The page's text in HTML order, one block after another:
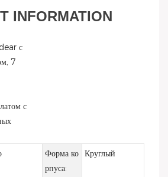
INFORMATION
Форма ко
рпуса:
Круглый